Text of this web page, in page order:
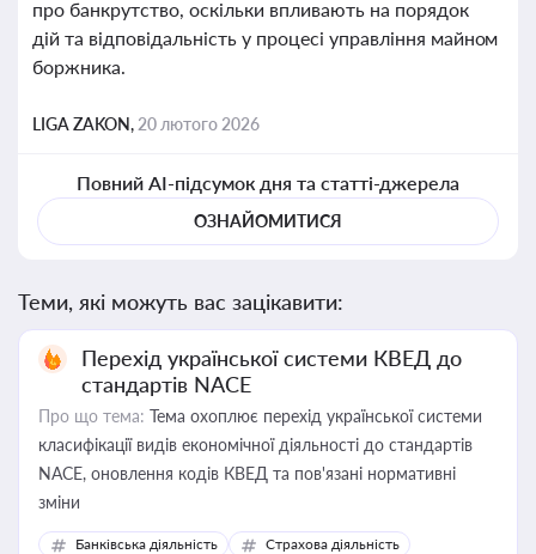
про банкрутство, оскільки впливають на порядок
дій та відповідальність у процесі управління майном
боржника.
LIGA ZAKON, 20 лютого 2026
Повний AI-підсумок дня та статті-джерела
ОЗНАЙОМИТИСЯ
Теми, які можуть вас зацікавити:
Перехід української системи КВЕД до
стандартів NACE
Про що тема: Тема охоплює перехід української системи
класифікації видів економічної діяльності до стандартів
NACE, оновлення кодів КВЕД та пов'язані нормативні
зміни
Банківська діяльність
Страхова діяльність